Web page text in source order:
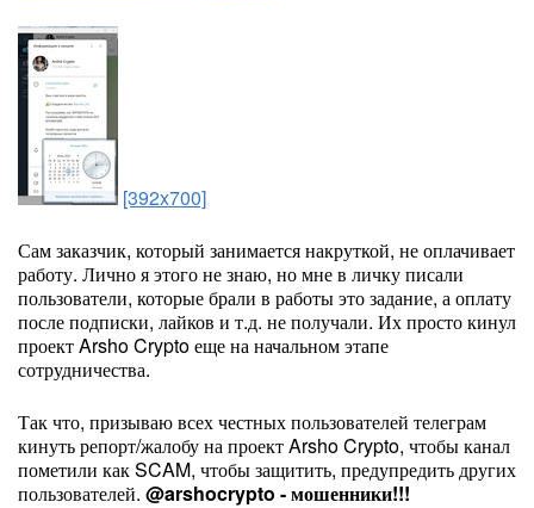
[392x700]
Сам заказчик, который занимается накруткой, не оплачивает
работу. Лично я этого не знаю, но мне в личку писали
пользователи, которые брали в работы это задание, а оплату
после подписки, лайков и т.д. не получали. Их просто кинул
проект Arsho Crypto еще на начальном этапе
сотрудничества.
Так что, призываю всех честных пользователей телеграм
кинуть репорт/жалобу на проект Arsho Crypto, чтобы канал
пометили как SCAM, чтобы защитить, предупредить других
пользователей. @arshocrypto - мошенники!!!